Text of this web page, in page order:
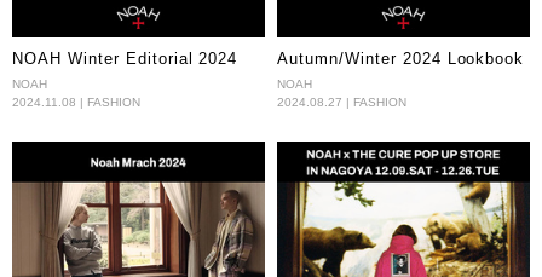
NOAH Winter Editorial 2024
NOAH
2024.11.08 | FASHION
Autumn/Winter 2024 Lookbook
NOAH
2024.08.27 | FASHION